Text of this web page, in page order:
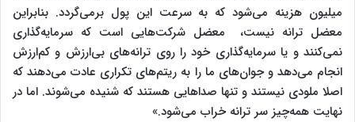
میلیون هزینه می‌شود که به سرعت این پول برمی‌گردد. بنابراین
معضل ترانه نیست، ‌ معضل شرکت‌هایی است که سرمایه‌گذاری
نمی‌کنند و یا سرمایه‌گذاری خود را روی ترانه‌های بی‌ارزش و کم‌ارزش
انجام می‌دهد و جوان‌های ما را به ریتم‌های تکراری عادت می‌دهند که
اصلا ملودی نیستند و تنها صداهایی هستند که شنیده می‌شوند. اما در
‌‌نهایت همه‌چیز سر ترانه خراب می‌شود.»